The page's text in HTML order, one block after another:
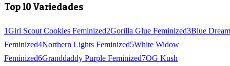
Top 10 Variedades
1Girl Scout Cookies Feminized2Gorilla Glue Feminized3Blue Dream
Feminized4Northern Lights Feminized5White Widow
Feminized6Granddaddy Purple Feminized7OG Kush